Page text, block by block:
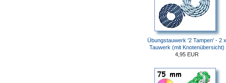
Übungstauwerk '2 Tampen' - 2 x
Tauwerk (mit Knotenübersicht)
4,95 EUR